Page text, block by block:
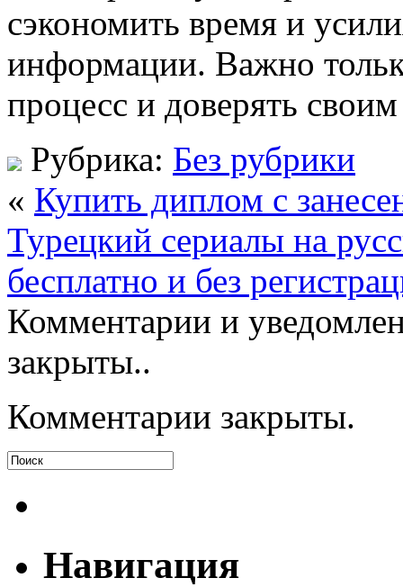
сэкономить время и
информации. Важно
процесс и доверять
Рубрика: Без рубрики
« Купить диплом с
Турецкий сериалы на
бесплатно и без
Комментарии и
закрыты..
Комментарии закрыты.
Навигация